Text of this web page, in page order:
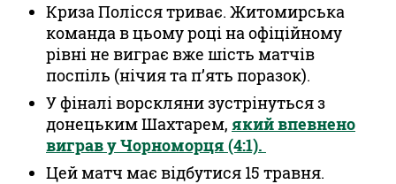
Криза Полісся триває. Житомирська
команда в цьому році на офіційному
рівні не виграє вже шість матчів
поспіль (нічия та п’ять поразок).
У фіналі ворскляни зустрінуться з
донецьким Шахтарем, який впевнено
виграв у Чорноморця (4:1).
Цей матч має відбутися 15 травня.